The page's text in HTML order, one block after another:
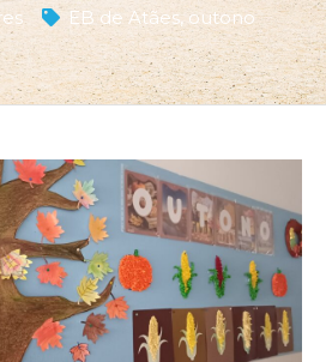
EB de Atães, outono